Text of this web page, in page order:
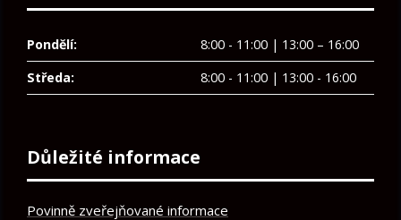
Pondělí:
8:00 - 11:00 | 13:00 – 16:00
Středa:
8:00 - 11:00 | 13:00 - 16:00
Důležité informace
Povinně zveřejňované informace